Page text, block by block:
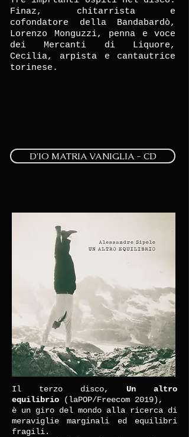
Finaz, chitarrista e
cofondatore della Bandabardò,
Lorenzo Monguzzi, penna e voce
dei Mercanti di Liquore,
Cecilia, arpista e cantautrice
torinese.
D'IO MATRIA VANIGLIA - CD
Il terzo disco,
Un altro
equilibrio
(laPOP/Freecom 2019),
è un giro del mondo alla ricerca di
meraviglie marginali ed equilibri
fragili.